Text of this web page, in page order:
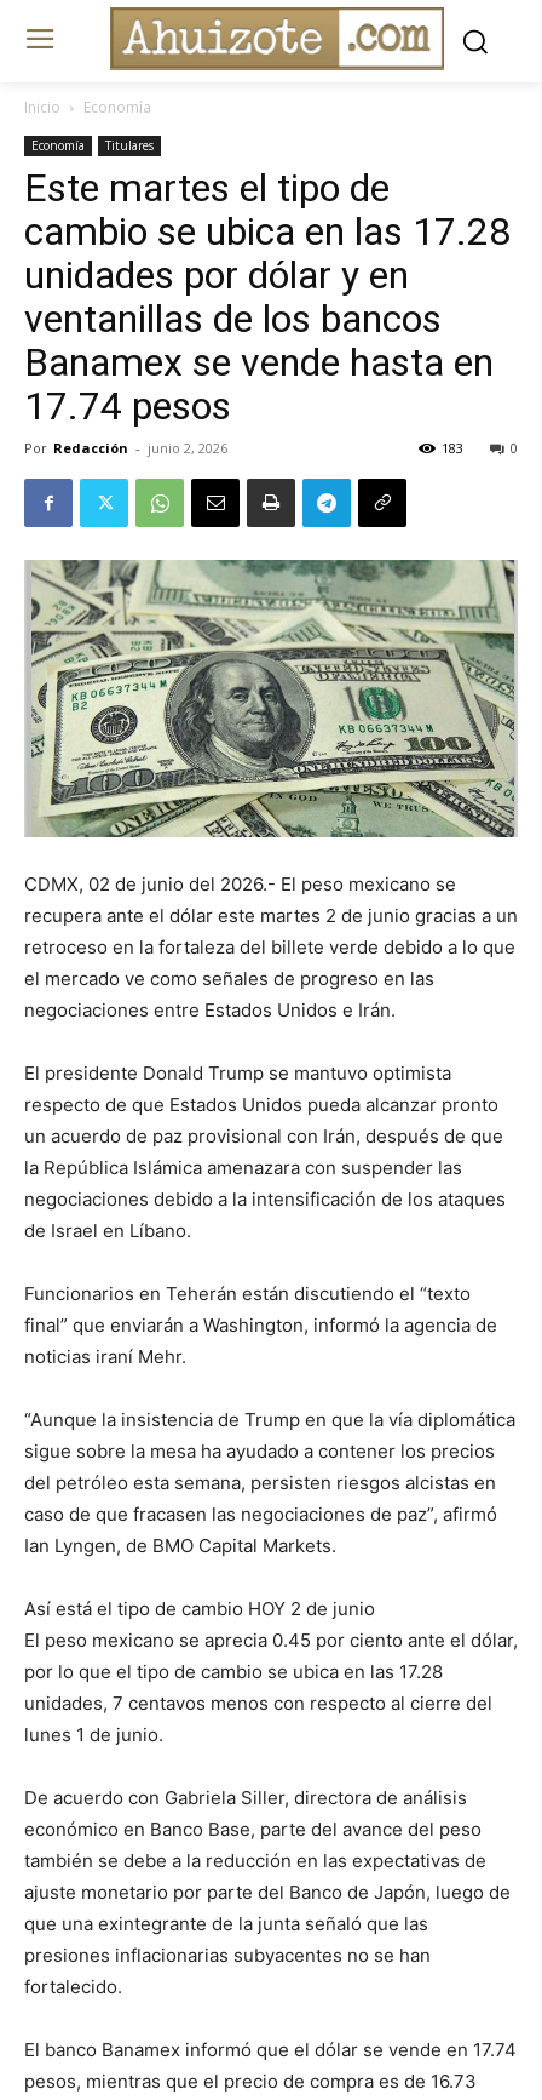
Inicio Economía
Economía Titulares
Este martes el tipo de
cambio se ubica en las 17.28
unidades por dólar y en
ventanillas de los bancos
Banamex se vende hasta en
17.74 pesos
Por Redacción - junio 2, 2026 0
183
CDMX, 02 de junio del 2026.- El peso mexicano se
recupera ante el dólar este martes 2 de junio gracias a un
retroceso en la fortaleza del billete verde debido a lo que
el mercado ve como señales de progreso en las
negociaciones entre Estados Unidos e Irán.
El presidente Donald Trump se mantuvo optimista
respecto de que Estados Unidos pueda alcanzar pronto
un acuerdo de paz provisional con Irán, después de que
la República Islámica amenazara con suspender las
negociaciones debido a la intensificación de los ataques
de Israel en Líbano.
Funcionarios en Teherán están discutiendo el “texto
final” que enviarán a Washington, informó la agencia de
noticias iraní Mehr.
“Aunque la insistencia de Trump en que la vía diplomática
sigue sobre la mesa ha ayudado a contener los precios
del petróleo esta semana, persisten riesgos alcistas en
caso de que fracasen las negociaciones de paz”, afirmó
Ian Lyngen, de BMO Capital Markets.
Así está el tipo de cambio HOY 2 de junio
El peso mexicano se aprecia 0.45 por ciento ante el dólar,
por lo que el tipo de cambio se ubica en las 17.28
unidades, 7 centavos menos con respecto al cierre del
lunes 1 de junio.
De acuerdo con Gabriela Siller, directora de análisis
económico en Banco Base, parte del avance del peso
también se debe a la reducción en las expectativas de
ajuste monetario por parte del Banco de Japón, luego de
que una exintegrante de la junta señaló que las
presiones inflacionarias subyacentes no se han
fortalecido.
El banco Banamex informó que el dólar se vende en 17.74
pesos, mientras que el precio de compra es de 16.73